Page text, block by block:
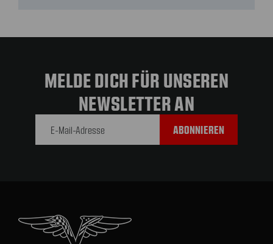
MELDE DICH FÜR UNSEREN
NEWSLETTER AN